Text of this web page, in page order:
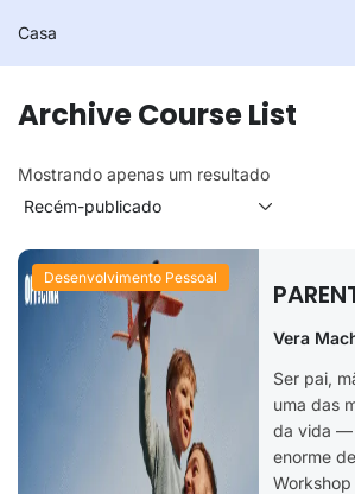
Casa
Archive Course List
Mostrando apenas um resultado
Desenvolvimento Pessoal
Vera
Ser pai,
uma das
da vida —
enorme
Workshop